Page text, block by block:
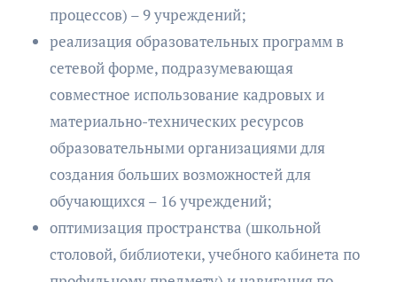
процессов) – 9 учреждений;
реализация образовательных программ в
сетевой форме, подразумевающая
совместное использование кадровых и
материально-технических ресурсов
образовательными организациями для
создания больших возможностей для
обучающихся – 16 учреждений;
оптимизация пространства (школьной
столовой, библиотеки, учебного кабинета по